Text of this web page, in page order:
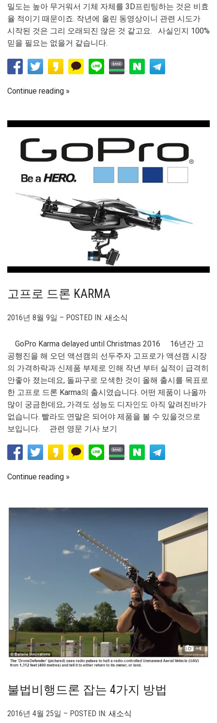
밀도는 높아 무거워서 기체 자체를 3D프린팅하는 것은 비효
율 적이기 때문이죠. 작년에 올린 동영상이니 관련 시도가
시작된 것은 그리 오래되진 않은 것 같고요. 사실인지 100%
믿을 필요는 없을거 같습니다.
Continue reading
고프로 드론 KARMA
2016년 8월 9일 – POSTED IN: 새소식
GoPro Karma delayed until Christmas 2016 16년간 고
공행진을 해 오던 액션캠의 선두주자 고프로가 액션캠 시장
의 가격하락과 신제품 부제로 인해 작년 부터 실적이 급격히
안좋아 졌는데요, 돌파구로 모색한 것이 올해 출시를 목표로
한 고프로 드론 Karma의 출시였습니다. 어떤 제품이 나올까
많이 궁금한데요, 가격도 성능도 디자인도 아직 알려진바가
없습니다. 빨라도 연말은 되어야 제품을 볼 수 있을것으로
보입니다. 관련 영문 기사 보기
Continue reading
불법비행드론 잡는 4가지 방법
2016년 4월 25일 – POSTED IN: 새소식